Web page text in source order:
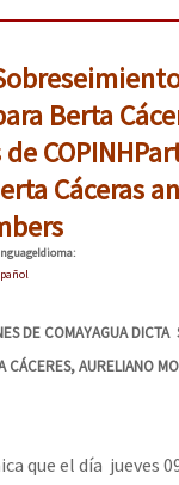
Berta
COPINH
Cáceras
Idioma:
DE COMAYAGUA DICTA
AURELIANO
que el día jueves